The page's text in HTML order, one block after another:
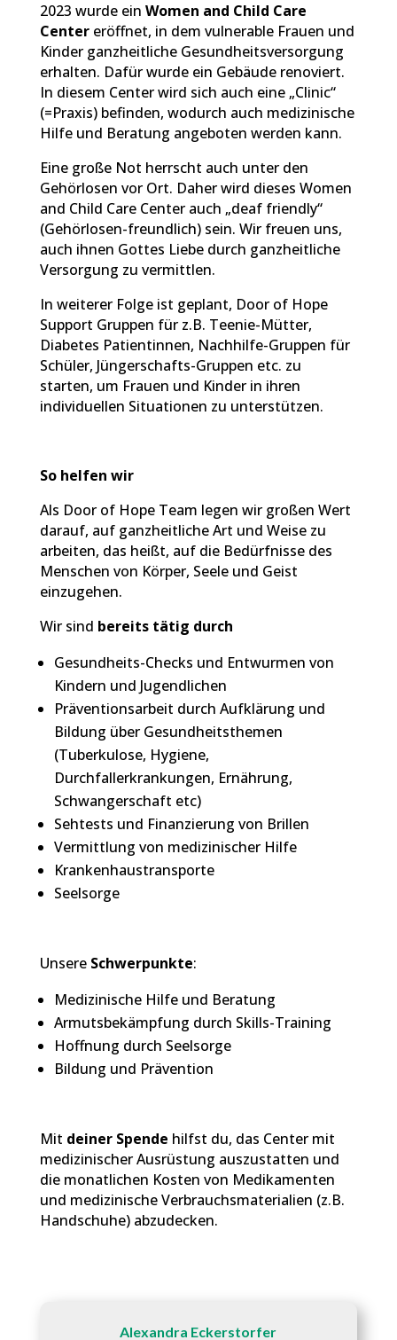
2023 wurde ein Women and Child Care
Centereröffnet, in dem vulnerable Frauen und
Kinder ganzheitliche Gesundheitsversorgung
erhalten. Dafür wurde ein Gebäude renoviert.
In diesem Center wird sich auch eine „Clinic“
(=Praxis) befinden, wodurch auch medizinische
Hilfe und Beratung angeboten werden kann.
Eine große Not herrscht auch unter den
Gehörlosen vor Ort. Daher wird dieses Women
and Child Care Center auch „deaf friendly“
(Gehörlosen-freundlich) sein. Wir freuen uns,
auch ihnen Gottes Liebe durch ganzheitliche
Versorgung zu vermittlen.
In weiterer Folge ist geplant, Door of Hope
Support Gruppen für z.B. Teenie-Mütter,
Diabetes Patientinnen, Nachhilfe-Gruppen für
Schüler, Jüngerschafts-Gruppen etc. zu
starten, um Frauen und Kinder in ihren
individuellen Situationen zu unterstützen.
So helfen wir
Als Door of Hope Team legen wir großen Wert
darauf, auf ganzheitliche Art und Weise zu
arbeiten, das heißt, auf die Bedürfnisse des
Menschen von Körper, Seele und Geist
einzugehen.
Wir sind bereits tätig durch
Gesundheits-Checks und Entwurmen von
Kindern und Jugendlichen
Präventionsarbeit durch Aufklärung und
Bildung über Gesundheitsthemen
(Tuberkulose, Hygiene,
Durchfallerkrankungen, Ernährung,
Schwangerschaft etc)
Sehtests und Finanzierung von Brillen
Vermittlung von medizinischer Hilfe
Krankenhaustransporte
Seelsorge
Unsere Schwerpunkte:
Medizinische Hilfe und Beratung
Armutsbekämpfung durch Skills-Training
Hoffnung durch Seelsorge
Bildung und Prävention
Mit deiner Spende hilfst du, das Center mit
medizinischer Ausrüstung auszustatten und
die monatlichen Kosten von Medikamenten
und medizinische Verbrauchsmaterialien (z.B.
Handschuhe) abzudecken.
Alexandra Eckerstorfer